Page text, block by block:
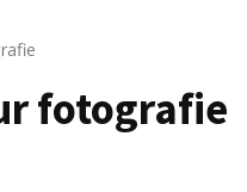
fotografie